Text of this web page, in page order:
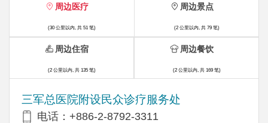
周边医疗
(30 公里以内, 共 51 笔)
三军总医院附设民众诊疗服务处
电话：+886-2-8792-3311
周边景点
(2 公里以内, 共 79 笔)
周边住宿
(2 公里以内, 共 135 笔)
周边餐饮
(2 公里以内, 共 169 笔)